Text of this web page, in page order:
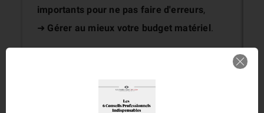
importants pour ne pas faire d'erreurs,
➜ Gérer au mieux votre budget matériel.